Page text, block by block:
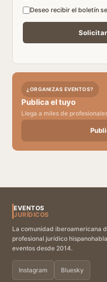
Deseo recibir el boletín
¿ORGANIZAS EVENTOS?
Publica el tuyo
Llega a miles de
EVENTOS
JURÍDICOS
La comunidad iberoamericana
profesional jurídico
eventos desde 2014.
Instagram Bluesky